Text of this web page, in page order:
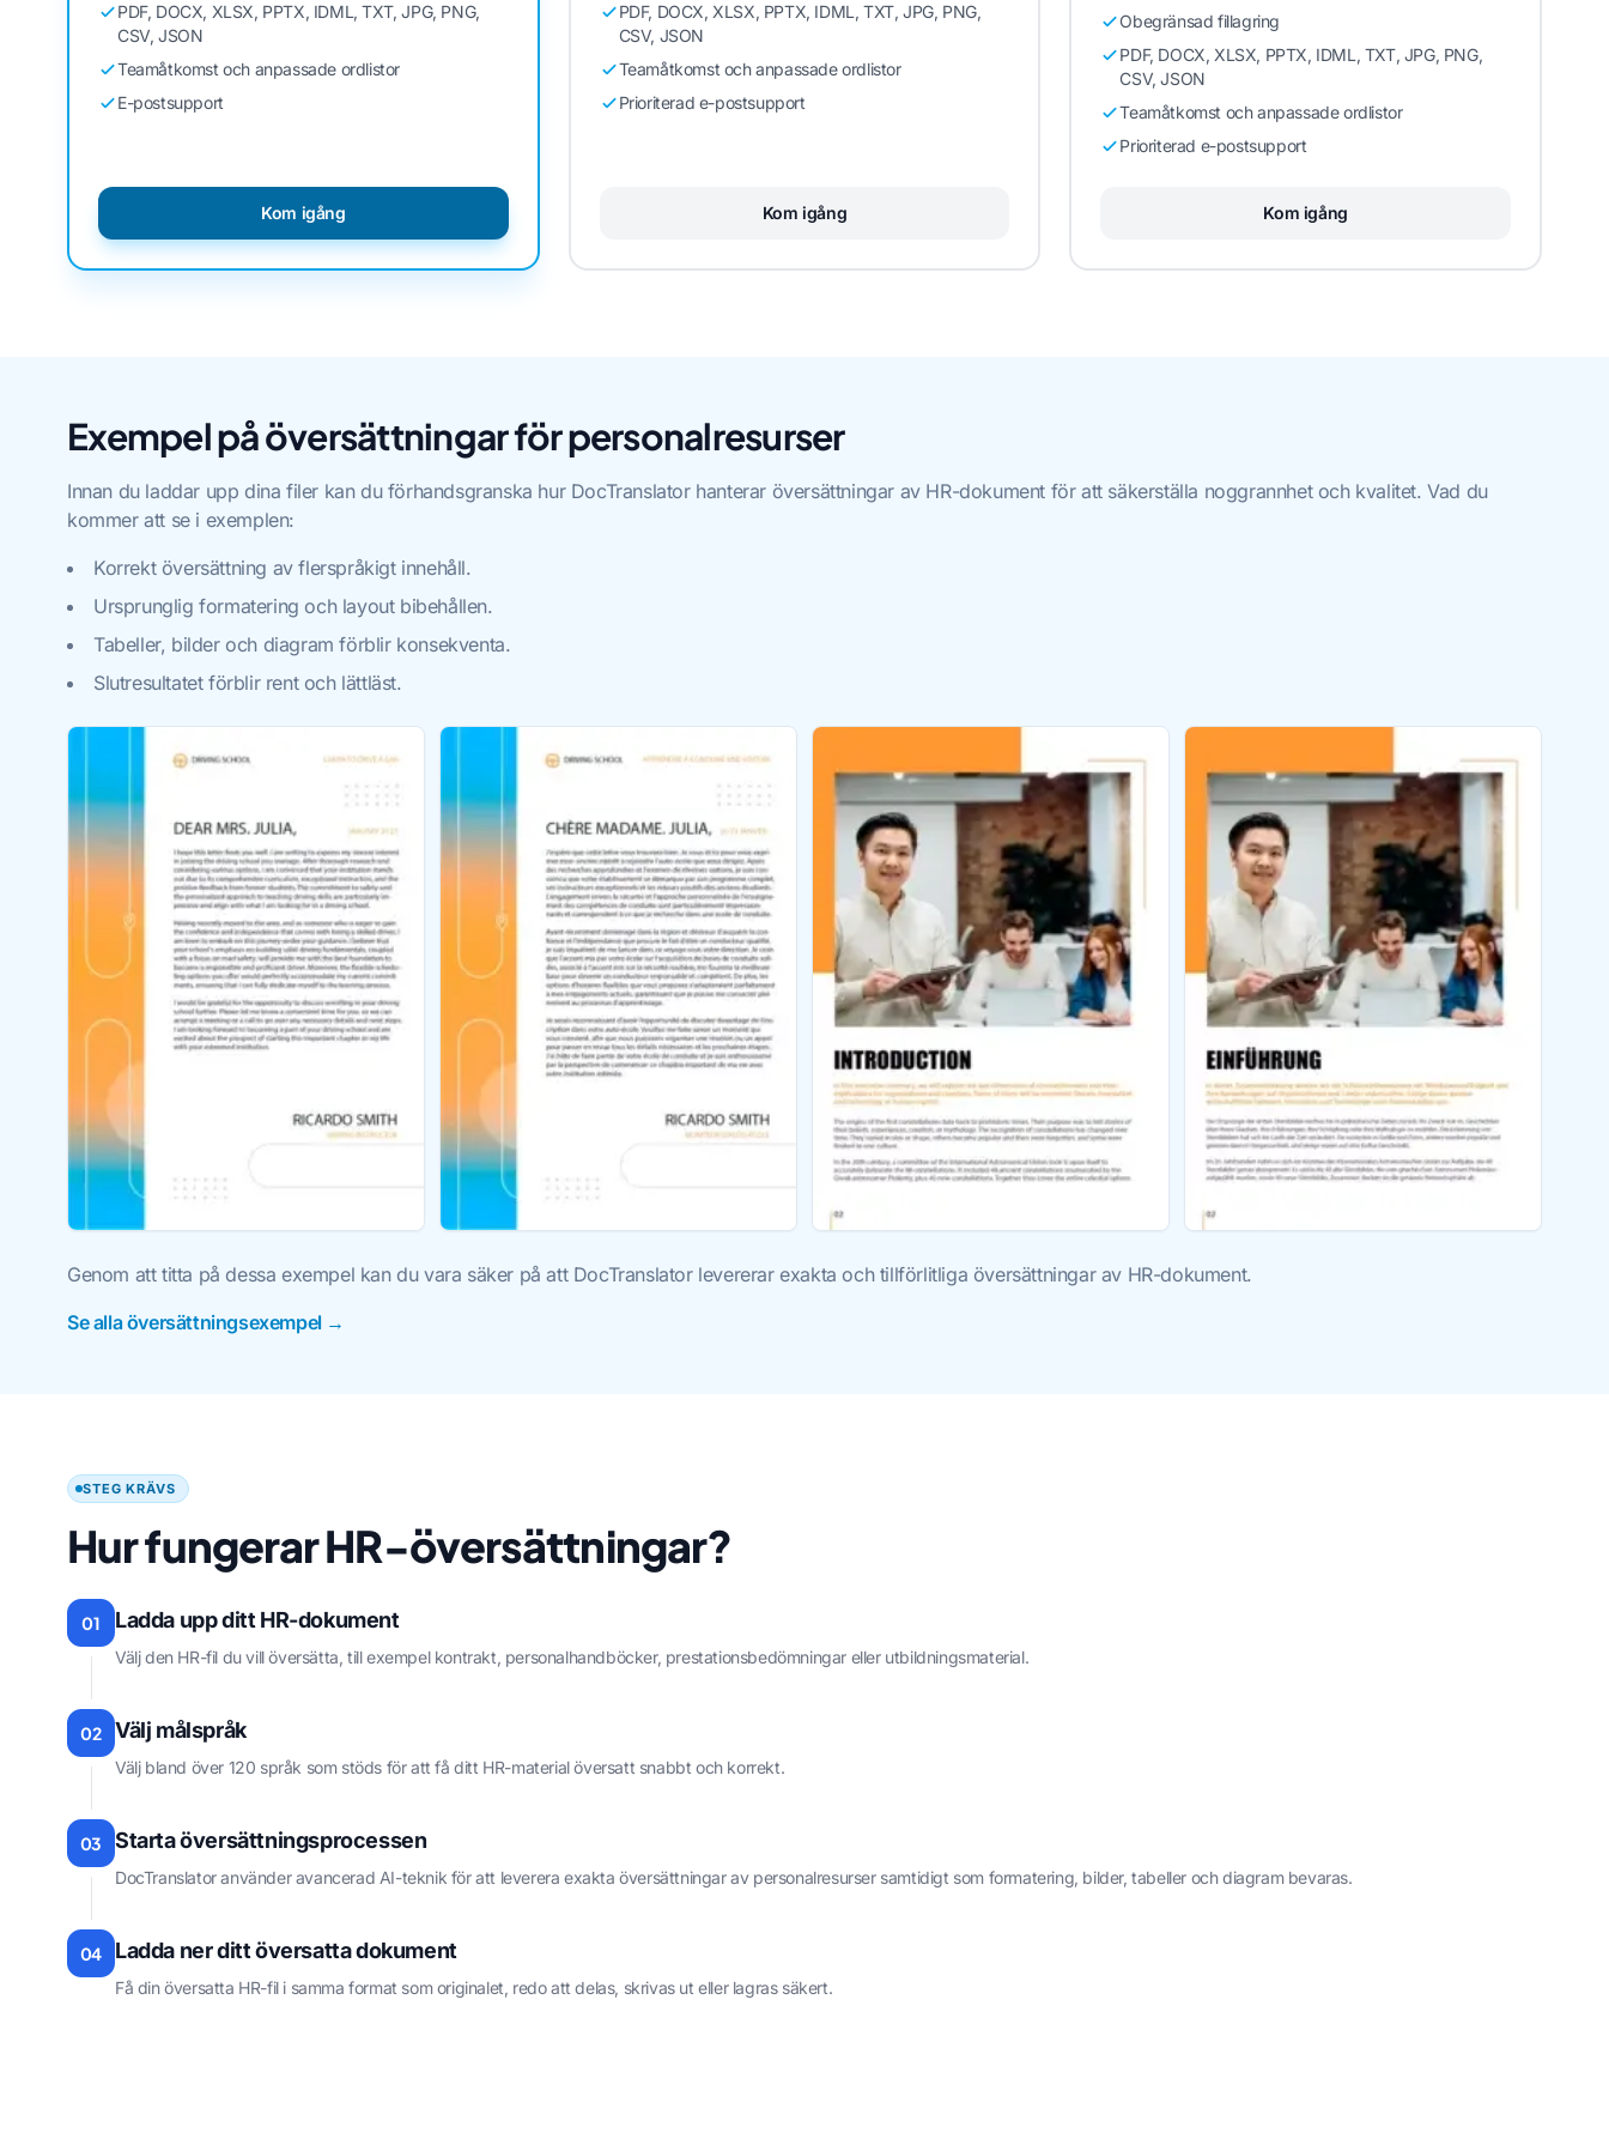
PDF, DOCX, XLSX, PPTX, IDML, TXT, JPG, PNG,
CSV, JSON
Teamåtkomst och anpassade ordlistor
E-postsupport
Kom igång
PDF, DOCX, XLSX, PPTX, IDML, TXT, JPG, PNG,
CSV, JSON
Teamåtkomst och anpassade ordlistor
Prioriterad e-postsupport
Kom igång
Obegränsad fillagring
PDF, DOCX, XLSX, PPTX, IDML, TXT, JPG, PNG,
CSV, JSON
Teamåtkomst och anpassade ordlistor
Prioriterad e-postsupport
Kom igång
Exempel på översättningar för personalresurser
Innan du laddar upp dina filer kan du förhandsgranska hur DocTranslator hanterar översättningar av HR-dokument för att säkerställa noggrannhet och kvalitet. Vad du
kommer att se i exemplen:
Korrekt översättning av flerspråkigt innehåll.
Ursprunglig formatering och layout bibehållen.
Tabeller, bilder och diagram förblir konsekventa.
Slutresultatet förblir rent och lättläst.
Genom att titta på dessa exempel kan du vara säker på att DocTranslator levererar exakta och tillförlitliga översättningar av HR-dokument.
Se alla översättningsexempel →
STEG KRÄVS
Hur fungerar HR-översättningar?
01 Ladda upp ditt HR-dokument
Välj den HR-fil du vill översätta, till exempel kontrakt, personalhandböcker, prestationsbedömningar eller utbildningsmaterial.
02 Välj målspråk
Välj bland över 120 språk som stöds för att få ditt HR-material översatt snabbt och korrekt.
03 Starta översättningsprocessen
DocTranslator använder avancerad AI-teknik för att leverera exakta översättningar av personalresurser samtidigt som formatering, bilder, tabeller och diagram bevaras.
04 Ladda ner ditt översatta dokument
Få din översatta HR-fil i samma format som originalet, redo att delas, skrivas ut eller lagras säkert.